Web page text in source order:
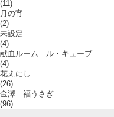
(11)
月の宵
(2)
未設定
(4)
献血ルーム ル・キューブ
(4)
花えにし
(26)
金澤 福うさぎ
(96)